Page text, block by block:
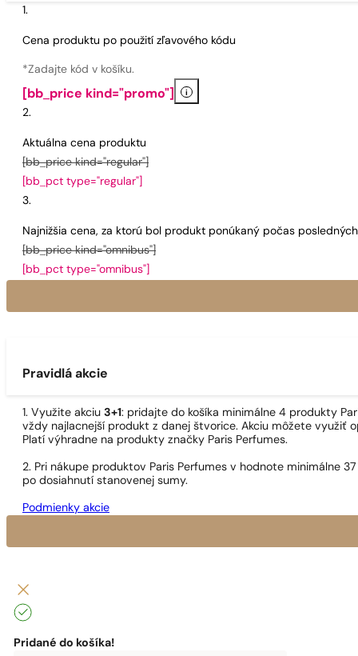
Cena produktu po použití zľavového kódu
*Zadajte kód v košíku.
[bb_price kind="promo"] i
Aktuálna cena produktu
[bb_price kind="regular"]
[bb_pct type="regular"]
Najnižšia cena, za ktorú bol produkt ponúkaný počas
[bb_price kind="omnibus"]
[bb_pct type="omnibus"]
Pravidlá akcie
1. Využite akciu 3+1: pridajte do košíka minimálne 4 produkty
vždy najlacnejší produkt z danej štvorice. Akciu môžete využiť
Platí výhradne na produkty značky Paris Perfumes.
2. Pri nákupe produktov Paris Perfumes v hodnote minimálne
po dosiahnutí stanovenej sumy.
Podmienky akcie
Pridané do košíka!